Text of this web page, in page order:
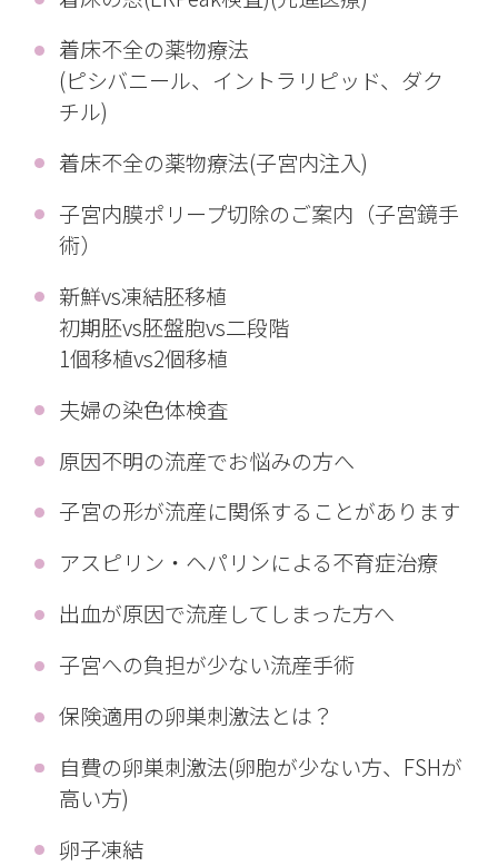
着床不全の薬物療法
(ピシバニール、イントラリピッド、ダク
チル)
着床不全の薬物療法(子宮内注入)
子宮内膜ポリープ切除のご案内（子宮鏡手
術）
新鮮vs凍結胚移植
初期胚vs胚盤胞vs二段階
1個移植vs2個移植
夫婦の染色体検査
原因不明の流産でお悩みの方へ
子宮の形が流産に関係することがあります
アスピリン・ヘパリンによる不育症治療
出血が原因で流産してしまった方へ
子宮への負担が少ない流産手術
保険適用の卵巣刺激法とは？
自費の卵巣刺激法(卵胞が少ない方、FSHが
高い方)
卵子凍結